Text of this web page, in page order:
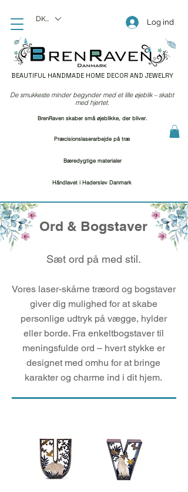
BEAUTIFUL HANDMADE HOME DECOR AND JEWELRY
Log ind
DKK (kr)
Præcisionslaserarbejde på træ
Bæredygtige materialer
Håndlavet i Haderslev Danmark
De smukkeste minder begynder med et lille øjeblik – skabt
med hjertet.
BrenRaven skaber små øjeblikke, der bliver.
Ord & Bogstaver
Sæt ord på med stil.
Vores laser-skårne træord og bogstaver
giver dig mulighed for at skabe
personlige udtryk på vægge, hylder
eller borde. Fra enkeltbogstaver til
meningsfulde ord – hvert stykke er
designet med omhu for at bringe
karakter og charme ind i dit hjem.